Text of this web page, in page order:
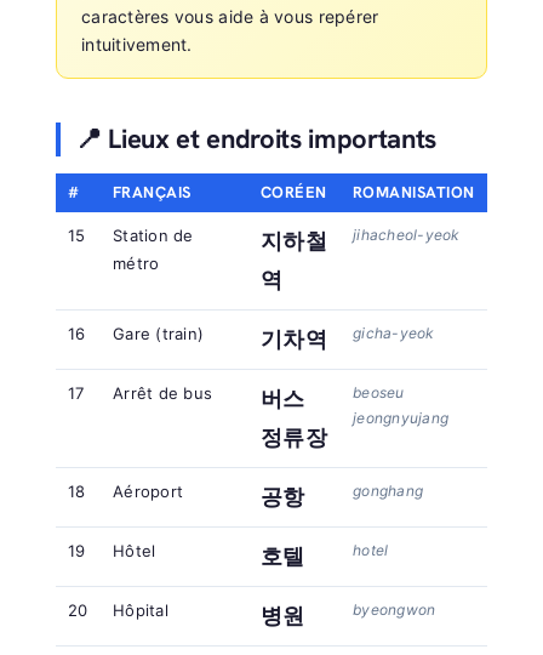
caractères vous aide à vous repérer
intuitivement.
📍 Lieux et endroits importants
# FRANÇAIS CORÉEN ROMANISATION
15
Station de
métro
지하철
역
jihacheol-yeok
16 Gare (train) 기차역 gicha-yeok
17 Arrêt de bus
버스
정류장
beoseu
jeongnyujang
18 Aéroport 공항 gonghang
19 Hôtel 호텔 hotel
20 Hôpital 병원 byeongwon